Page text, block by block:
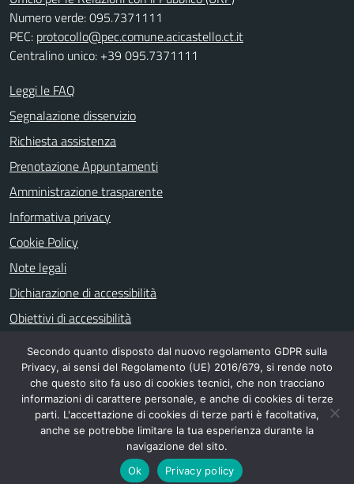
Numero verde: 095.7371111
PEC: protocollo@pec.comune.acicastello.ct.it
Centralino unico: +39 095.7371111
Leggi le FAQ
Segnalazione disservizio
Richiesta assistenza
Prenotazione Appuntamenti
Amministrazione trasparente
Informativa privacy
Cookie Policy
Note legali
Dichiarazione di accessibilità
Obiettivi di accessibilità
SEGUICI SU
facebook
Secondo quanto disposto dal nuovo regolamento GDPR sulla
Privacy, ai sensi del Regolamento (UE) 2016/679, si rende noto
che questo sito fa uso di cookies tecnici, che non tracciano
informazioni di carattere personale, e anche di cookies di terze
parti. L'accettazione di cookies di terze parti è facoltativa,
anche se potrebbe limitare la tua esperienza durante la
navigazione del sito.
Ok
Privacy policy